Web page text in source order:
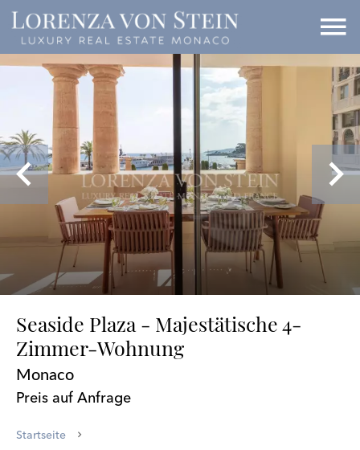
Seaside Plaza - Majestätische 4-
Zimmer-Wohnung
Monaco
Preis auf Anfrage
Startseite